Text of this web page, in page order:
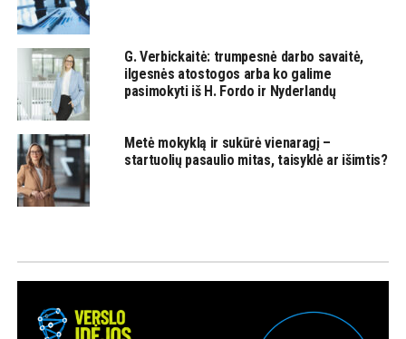
G. Verbickaitė: trumpesnė darbo savaitė,
ilgesnės atostogos arba ko galime
pasimokyti iš H. Fordo ir Nyderlandų
Metė mokyklą ir sukūrė vienaragį –
startuolių pasaulio mitas, taisyklė ar išimtis?